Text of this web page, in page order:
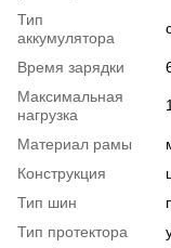
Тип
аккумулятора
Время зарядки
Максимальная
нагрузка
Материал рамы
Конструкция
Тип шин
Тип протектора